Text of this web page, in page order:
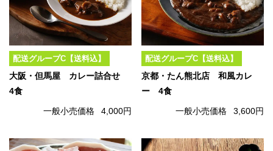
配送グループC【送料込】
大阪・但馬屋 カレー詰合せ
4食
一般小売価格 4,000円
配送グループC【送料込】
京都・たん熊北店 和風カレ
ー 4食
一般小売価格 3,600円